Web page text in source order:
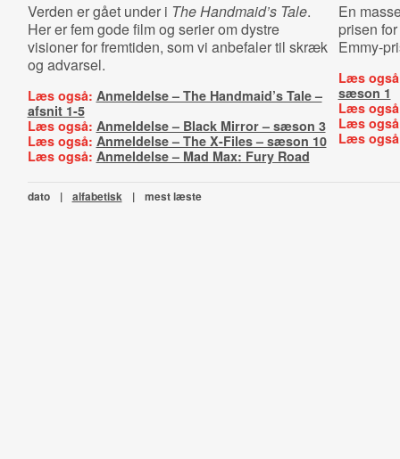
Verden er gået under i The Handmaid’s Tale.
Her er fem gode film og serier om dystre
visioner for fremtiden, som vi anbefaler til skræk
og advarsel.
Læs også: Anmeldelse – The Handmaid’s Tale –
afsnit 1-5
Læs også: Anmeldelse – Black Mirror – sæson 3
Læs også: Anmeldelse – The X-Files – sæson 10
Læs også: Anmeldelse – Mad Max: Fury Road
En
prisen
Emmy-
Læs
sæson 1
Læs
Læs
Læs
dato | alfabetisk | mest læste